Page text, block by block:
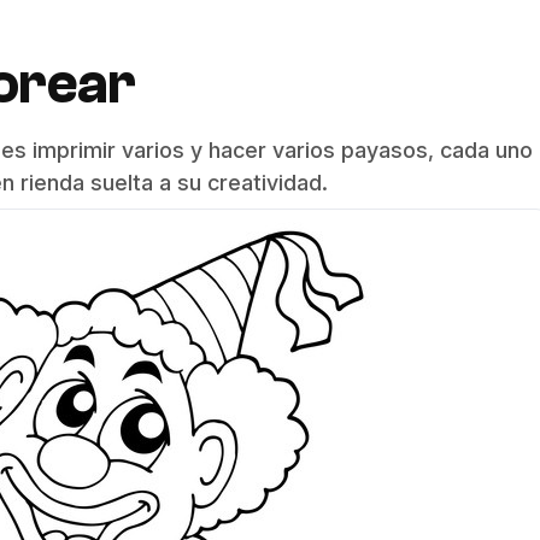
imprimir varios y hacer varios payasos, cada uno
rienda suelta a su creatividad.